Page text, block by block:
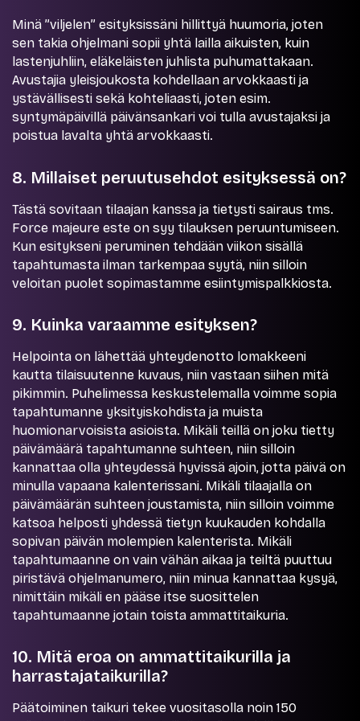
Minä ”viljelen” esityksissäni hillittyä huumoria, joten
sen takia ohjelmani sopii yhtä lailla aikuisten, kuin
lastenjuhliin, eläkeläisten juhlista puhumattakaan.
Avustajia yleisjoukosta kohdellaan arvokkaasti ja
ystävällisesti sekä kohteliaasti, joten esim.
syntymäpäivillä päivänsankari voi tulla avustajaksi ja
poistua lavalta yhtä arvokkaasti.
8. Millaiset peruutusehdot esityksessä on?
Tästä sovitaan tilaajan kanssa ja tietysti sairaus tms.
Force majeure este on syy tilauksen peruuntumiseen.
Kun esitykseni peruminen tehdään viikon sisällä
tapahtumasta ilman tarkempaa syytä, niin silloin
veloitan puolet sopimastamme esiintymispalkkiosta.
9. Kuinka varaamme esityksen?
Helpointa on lähettää yhteydenotto lomakkeeni
kautta tilaisuutenne kuvaus, niin vastaan siihen mitä
pikimmin. Puhelimessa keskustelemalla voimme sopia
tapahtumanne yksityiskohdista ja muista
huomionarvoisista asioista. Mikäli teillä on joku tietty
päivämäärä tapahtumanne suhteen, niin silloin
kannattaa olla yhteydessä hyvissä ajoin, jotta päivä on
minulla vapaana kalenterissani. Mikäli tilaajalla on
päivämäärän suhteen joustamista, niin silloin voimme
katsoa helposti yhdessä tietyn kuukauden kohdalla
sopivan päivän molempien kalenterista. Mikäli
tapahtumaanne on vain vähän aikaa ja teiltä puuttuu
piristävä ohjelmanumero, niin minua kannattaa kysyä,
nimittäin mikäli en pääse itse suosittelen
tapahtumaanne jotain toista ammattitaikuria.
10. Mitä eroa on ammattitaikurilla ja
harrastajataikurilla?
Päätoiminen taikuri tekee vuositasolla noin 150